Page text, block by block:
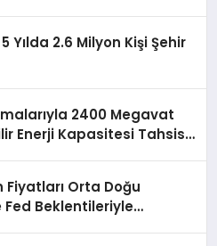
Yılda 2.6 Milyon Kişi Şehir
2400 Megavat
Enerji Kapasitesi Tahsis
Fiyatları Orta Doğu
Fed Beklentileriyle